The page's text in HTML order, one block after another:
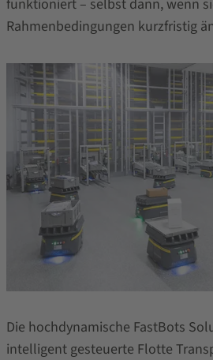
funktioniert – selbst dann, wenn
Rahmenbedingungen kurzfristig
Die hochdynamische FastBots
intelligent gesteuerte Flotte